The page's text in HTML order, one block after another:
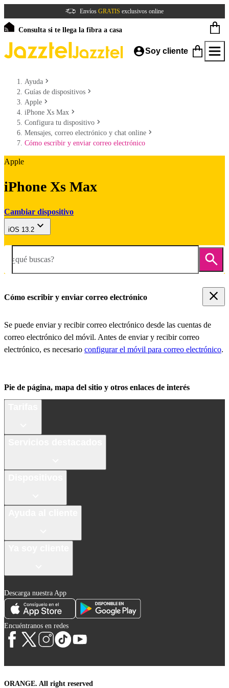
Envíos GRATIS exclusivos online
Consulta si te llega la fibra a casa
Soy cliente
Ayuda
Guías de dispositivos
Apple
iPhone Xs Max
Configura tu dispositivo
Mensajes, correo electrónico y chat online
Cómo escribir y enviar correo electrónico
Apple
iPhone Xs Max
Cambiar dispositivo
iOS 13.2
¿qué buscas?
Cómo escribir y enviar correo electrónico
Se puede enviar y recibir correo electrónico desde las cuentas de
correo electrónico del móvil. Antes de enviar y recibir correo
electrónico, es necesario configurar el móvil para correo electrónico.
Pie de página, mapa del sitio y otros enlaces de interés
Descarga nuestra App
Encuéntranos en redes
ORANGE. All right reserved